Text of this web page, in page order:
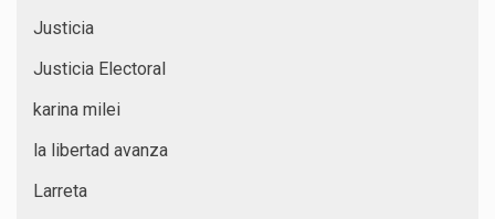
Justicia
Justicia Electoral
karina milei
la libertad avanza
Larreta